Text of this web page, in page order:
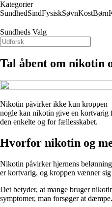
Kategorier
SundhedSindFysiskSøvnKostBørn
Sundheds Valg
Tal åbent om nikotin
Nikotin påvirker ikke kun kroppen
nogle kan nikotin give en kortvarig
den enkelte og for fællesskabet.
Hvorfor nikotin og
Nikotin påvirker hjernens
er kortvarig, og kroppen vænner
Det betyder, at mange bruger
symptomer, man forsøger at dæmpe.